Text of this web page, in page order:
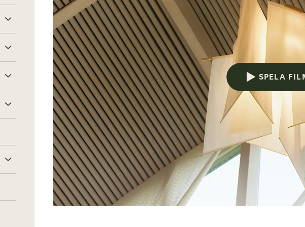
Avvecklingshjälp
SPELA